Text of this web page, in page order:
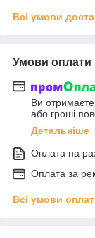
Всі умови
Умови оплати
Ви
або гроші
Детальніше
Оплата на
Оплата за
Всі умови